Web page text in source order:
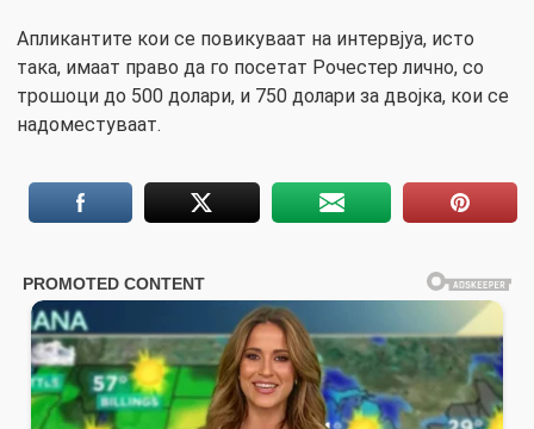
Апликантите кои се повикуваат на интервјуа, исто
така, имаат право да го посетат Рочестер лично, со
трошоци до 500 долари, и 750 долари за двојка, кои се
надоместуваат.